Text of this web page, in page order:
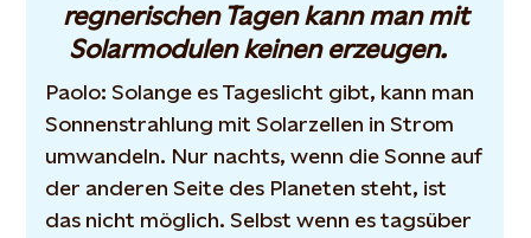
regnerischen Tagen kann man mit
Solarmodulen keinen erzeugen.
Paolo: Solange es Tageslicht gibt, kann man
Sonnenstrahlung mit Solarzellen in Strom
umwandeln. Nur nachts, wenn die Sonne auf
der anderen Seite des Planeten steht, ist
das nicht möglich. Selbst wenn es tagsüber